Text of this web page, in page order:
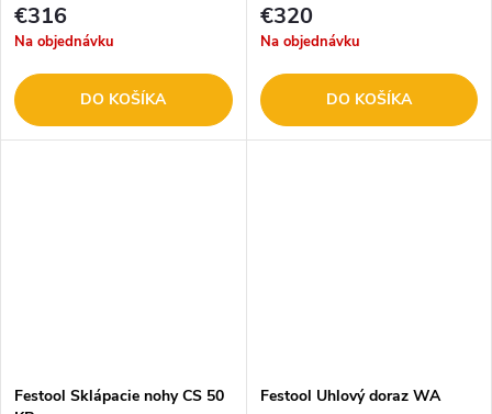
€316
Na objednávku
DO KOŠÍKA
€320
Na objednávku
DO KOŠÍKA
Festool Sklápacie nohy CS 50
Festool Uhlový doraz WA